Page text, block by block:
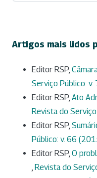
Artigos mais lidos
Editor RSP,
Serviço Público:
Editor RSP, Ato
Revista do
Editor RSP,
Público: v. 66
Editor RSP, O
, Revista do